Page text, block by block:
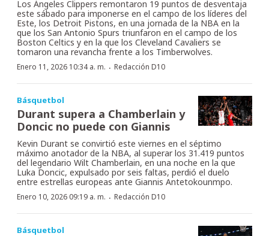
Los Ángeles Clippers remontaron 19 puntos de desventaja
este sábado para imponerse en el campo de los líderes del
Este, los Detroit Pistons, en una jornada de la NBA en la
que los San Antonio Spurs triunfaron en el campo de los
Boston Celtics y en la que los Cleveland Cavaliers se
tomaron una revancha frente a los Timberwolves.
Enero 11, 2026 10:34 a. m. · Redacción D10
Básquetbol
Durant supera a Chamberlain y
Doncic no puede con Giannis
Kevin Durant se convirtió este viernes en el séptimo
máximo anotador de la NBA, al superar los 31.419 puntos
del legendario Wilt Chamberlain, en una noche en la que
Luka Doncic, expulsado por seis faltas, perdió el duelo
entre estrellas europeas ante Giannis Antetokounmpo.
Enero 10, 2026 09:19 a. m. · Redacción D10
Básquetbol